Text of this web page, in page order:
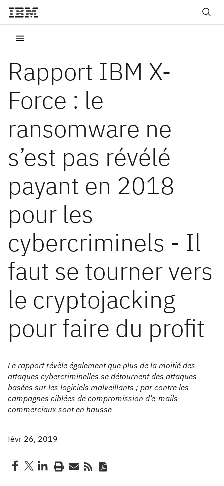
Rapport IBM X-
Force : le
ransomware ne
s’est pas révélé
payant en 2018
pour les
cybercriminels - Il
faut se tourner vers
le cryptojacking
pour faire du profit
Le rapport révèle également que plus de la moitié des
attaques cybercriminelles se détournent des attaques
basées sur les logiciels malveillants ; par contre les
campagnes ciblées de compromission d’e-mails
commerciaux sont en hausse
févr 26, 2019